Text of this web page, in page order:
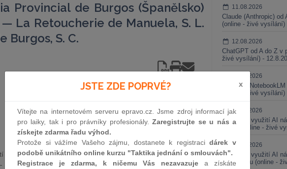
Provincial de Burgos (Španělsko)
La Retoucherie de Manuela, S. L.
Burgos, S. C.
o předběžné otázce podaná la Audiencia Provincial de Burgos
Retoucherie de Manuela, S. L. v. La Retoucherie de Burgos,
11.08.2026
Claude (Anthropic) od
(online - živé vysílání)
12.08.2026
ChatGPT od A do Z v
živé vysílání) -
18.08.2026
Gemini a
(online - živé
25.08.2026
Praktické využití AI
smluv (online - živé
01.09.2026
Praktické využití AI
judikaturou (online -
JSTE ZDE POPRVÉ? x
Vítejte na internetovém serveru epravo.cz. Jsme zdroj informací jak
pro laiky, tak i pro právníky profesionály.Zaregistrujte se u nás a
získejte zdarma řadu výhod.
Protože si vážíme Vašeho zájmu, dostanete k registracidárek v
podobě unikátního online kurzu "Taktika jednání o smlouvách".
Registrace je zdarma, k ničemu Vás nezavazuje a získáte